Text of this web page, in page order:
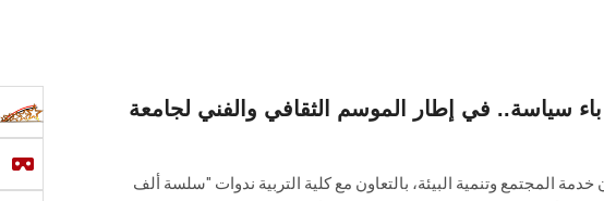
سياسة.. في إطار الموسم الثقافي والفني لجامعة
المجتمع وتنمية البيئة، بالتعاون مع كلية التربية ندوات "سلسة ألف